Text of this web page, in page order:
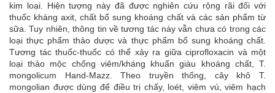
kim loại. Hiện tượng này đã được nghiên cứu rộng rãi đối với
thuốc kháng axit, chất bổ sung khoáng chất và các sản phẩm từ
sữa. Tuy nhiên, thông tin về tương tác này vẫn chưa có trong các
loại thực phẩm thảo dược và thực phẩm bổ sung khoáng chất.
Tương tác thuốc-thuốc có thể xảy ra giữa ciprofloxacin và một
loại thảo mộc chống viêm/kháng khuẩn giàu khoáng chất, T.
mongolicum Hand-Mazz. Theo truyền thống, cây khô T.
mongolian được dùng để điều trị chấy, loét, viêm vú, viêm hạch